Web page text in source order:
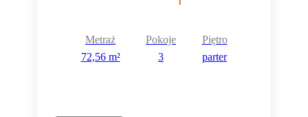
Metraż
72,56 m²
Pokoje
3
Piętro
parter